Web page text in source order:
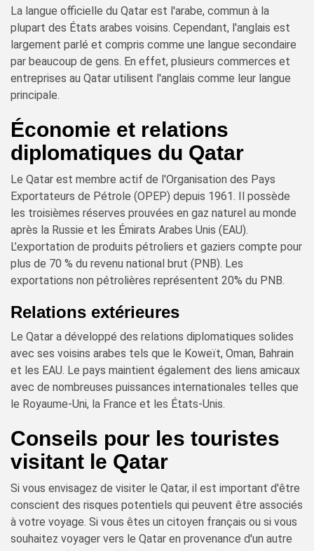
La langue officielle du Qatar est l'arabe, commun à la
plupart des États arabes voisins. Cependant, l'anglais est
largement parlé et compris comme une langue secondaire
par beaucoup de gens. En effet, plusieurs commerces et
entreprises au Qatar utilisent l'anglais comme leur langue
principale.
Économie et relations
diplomatiques du Qatar
Le Qatar est membre actif de l'Organisation des Pays
Exportateurs de Pétrole (OPEP) depuis 1961. Il possède
les troisièmes réserves prouvées en gaz naturel au monde
après la Russie et les Émirats Arabes Unis (EAU).
L’exportation de produits pétroliers et gaziers compte pour
plus de 70 % du revenu national brut (PNB). Les
exportations non pétrolières représentent 20% du PNB.
Relations extérieures
Le Qatar a développé des relations diplomatiques solides
avec ses voisins arabes tels que le Koweït, Oman, Bahrain
et les EAU. Le pays maintient également des liens amicaux
avec de nombreuses puissances internationales telles que
le Royaume-Uni, la France et les États-Unis.
Conseils pour les touristes
visitant le Qatar
Si vous envisagez de visiter le Qatar, il est important d'être
conscient des risques potentiels qui peuvent être associés
à votre voyage. Si vous êtes un citoyen français ou si vous
souhaitez voyager vers le Qatar en provenance d'un autre